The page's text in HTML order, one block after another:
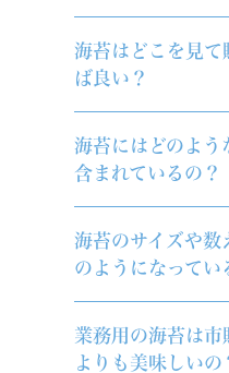
海苔はどこを見て
ば良い？
海苔にはどのよう
含まれているの？
海苔のサイズや数
のようになってい
業務用の海苔は市
よりも美味しいの